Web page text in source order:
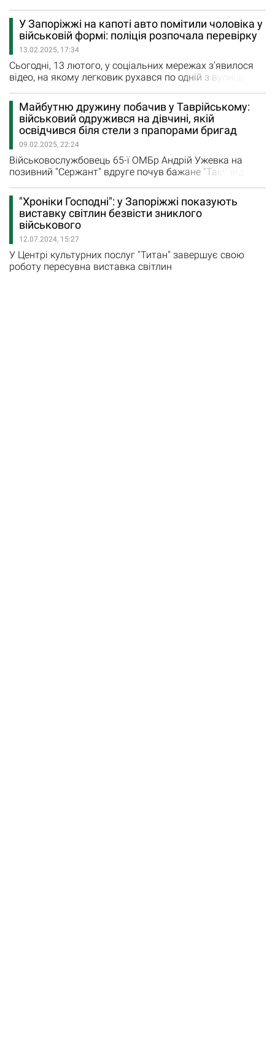
З’ясувалось, що водій Ford на пішохідному переході
ледве не збив літнього чоловіка та на ходу почав з ним
сваритися. За пішохода заступився військовий та
намагався зупинити машину. «Не зупиняючи
транспортний…
У Запоріжжі на капоті авто помітили чоловіка у
військовій формі: поліція розпочала перевірку
13.02.2025, 17:34
Сьогодні, 13 лютого, у соціальних мережах з’явилося
відео, на якому легковик рухався по одній з вулиць
чоловік у формі. Правоохоронці вже прокоментували
цю подію. Вони зазначили, що наразі особи всіх
учасників встановлені. «За фактом інциденту за участі
військовослужбовця та водія транспортного засобу…
Майбутню дружину побачив у Таврійському:
військовий одружився на дівчині, якій
освідчився біля стели з прапорами бригад
09.02.2025, 22:24
Військовослужбовець 65-ї ОМБр Андрій Ужевка на
позивний "Сержант" вдруге почув бажане "Так!" від
освідчився дівчині дорогою на фронт — біля стели
"Оріхівського району". А вже 1 лютого Світлана знову
сказала йому "Так!", але вже як своєму чоловіку. Про їх
історію…
"Хроніки Господні": у Запоріжжі показують
виставку світлин безвісти зниклого
військового
12.07.2024, 15:27
У Центрі культурних послуг "Титан" завершує свою
роботу пересувна виставка світлин